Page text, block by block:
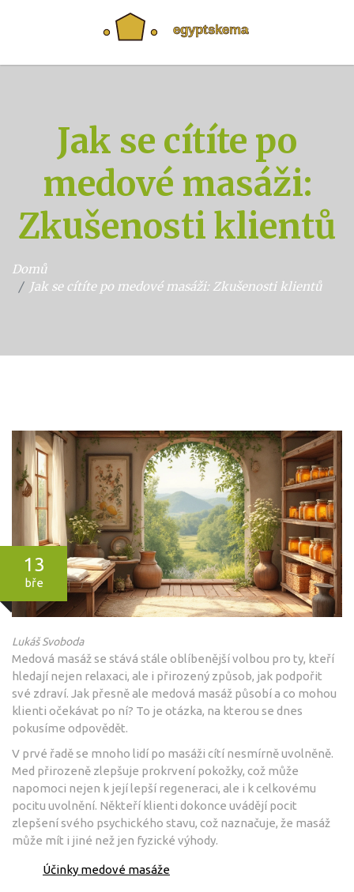
Jak se cítíte po
medové masáži:
Zkušenosti klientů
Domů
Jak se cítíte po medové masáži: Zkušenosti klientů
13
bře
Lukáš Svoboda
Medová masáž se stává stále oblíbenější volbou pro ty, kteří
hledají nejen relaxaci, ale i přirozený způsob, jak podpořit
své zdraví. Jak přesně ale medová masáž působí a co mohou
klienti očekávat po ní? To je otázka, na kterou se dnes
pokusíme odpovědět.
V prvé řadě se mnoho lidí po masáži cítí nesmírně uvolněně.
Med přirozeně zlepšuje prokrvení pokožky, což může
napomoci nejen k její lepší regeneraci, ale i k celkovému
pocitu uvolnění. Někteří klienti dokonce uvádějí pocit
zlepšení svého psychického stavu, což naznačuje, že masáž
může mít i jiné než jen fyzické výhody.
Účinky medové masáže